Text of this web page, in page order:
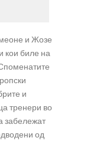
и Жозе
кои биле на
и
тренери во
забележат
од